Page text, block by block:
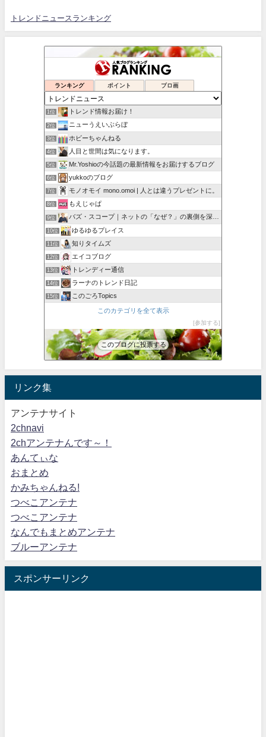
トレンドニュースランキング
ランキング ポイント ブロ画
1位 トレンド情報お届け！
2位 ニューうえいぶらぼ
3位 ホビーちゃんねる
4位 人目と世間は気になります。
5位 Mr.Yoshioの今話題の最新情報をお届けするブログ
6位 yukkoのブログ
7位 モノオモイ mono.omoi | 人とは違うプレゼントに。
8位 もえじゃぱ
9位 バズ・スコープ｜ネットの「なぜ？」の裏側を深掘り
10位 ゆるゆるプレイス
11位 知りタイムズ
12位 エイコブログ
13位 トレンディー通信
14位 ラーナのトレンド日記
15位 このごろTopics
このカテゴリを全て表示
参加する
このブログに投票する
リンク集
アンテナサイト
2chnavi
2chアンテナんです～！
あんてぃな
おまとめ
かみちゃんねる!
つべこアンテナ
つべこアンテナ
なんでもまとめアンテナ
ブルーアンテナ
スポンサーリンク